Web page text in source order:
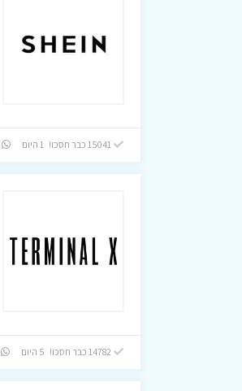
15041 כבר חסכו! 1 היום
14782 כבר חסכו! 5 היום